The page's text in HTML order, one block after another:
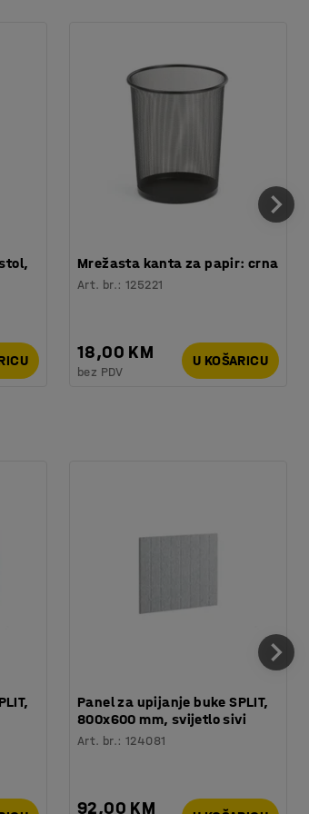
Mrežasta kanta za papir: crna
Art. br.:125221
18,00 KM
bez PDV
U KOŠARICU
Panel za upijanje buke SPLIT,
800x600 mm, svijetlo sivi
Art. br.:124081
92,00 KM